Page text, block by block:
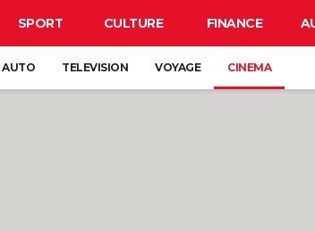
SPORT CULTURE FINANCE
AUTO TELEVISION VOYAGE CINEMA